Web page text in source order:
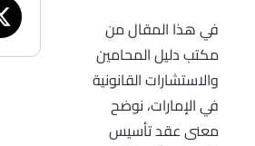
في هذا المقال من
مكتب دليل المحامين
والاستشارات القانونية
في الإمارات، نوضح
معنى عقد تأسيس